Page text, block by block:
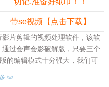
切记,准备好纸巾！！
带se视频【点击下载】
片剪辑的视频处理软件，该软
过会声会影破解版，只要三个
的编辑模式十分强大，我们可
、剪接、配乐，到刻录。欢迎